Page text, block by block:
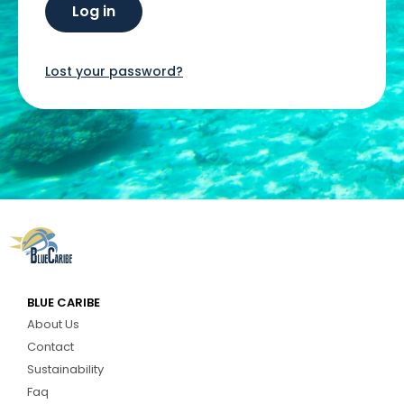
Chichen Itza
Chichen Itza
Log in
Lost your password?
BLUE CARIBE
About Us
Contact
Sustainability
Faq